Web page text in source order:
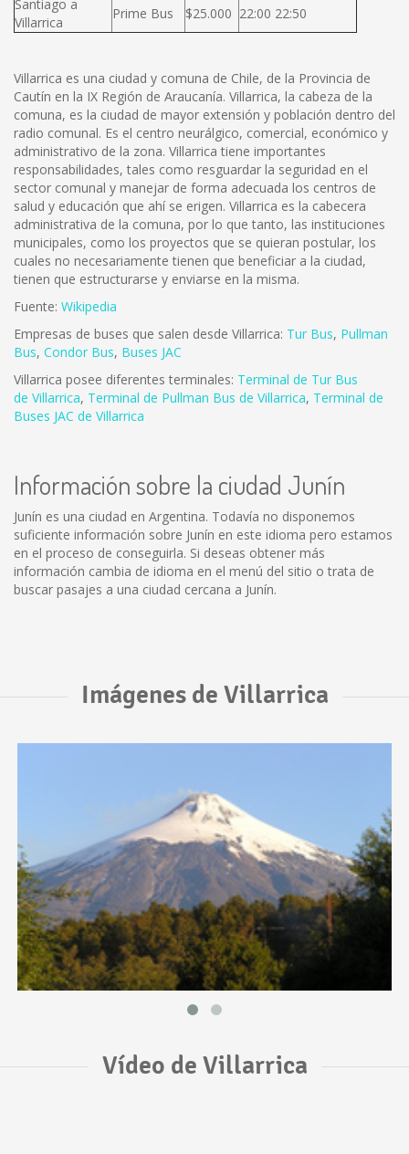
Santiago a
Villarrica
Prime Bus $25.000 22:00 22:50
Villarrica es una ciudad y comuna de Chile, de la Provincia de
Cautín en la IX Región de Araucanía. Villarrica, la cabeza de la
comuna, es la ciudad de mayor extensión y población dentro del
radio comunal. Es el centro neurálgico, comercial, económico y
administrativo de la zona. Villarrica tiene importantes
responsabilidades, tales como resguardar la seguridad en el
sector comunal y manejar de forma adecuada los centros de
salud y educación que ahí se erigen. Villarrica es la cabecera
administrativa de la comuna, por lo que tanto, las instituciones
municipales, como los proyectos que se quieran postular, los
cuales no necesariamente tienen que beneficiar a la ciudad,
tienen que estructurarse y enviarse en la misma.
Fuente: Wikipedia
Empresas de buses que salen desde Villarrica: Tur Bus, Pullman
Bus, Condor Bus, Buses JAC
Villarrica posee diferentes terminales: Terminal de Tur Bus
de Villarrica, Terminal de Pullman Bus de Villarrica, Terminal de
Buses JAC de Villarrica
Información sobre la ciudad Junín
Junín es una ciudad en Argentina. Todavía no disponemos
suficiente información sobre Junín en este idioma pero estamos
en el proceso de conseguirla. Si deseas obtener más
información cambia de idioma en el menú del sitio o trata de
buscar pasajes a una ciudad cercana a Junín.
Imágenes de Villarrica
Vídeo de Villarrica